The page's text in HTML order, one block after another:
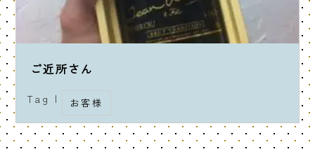
ご近所さん
Tag | お客様